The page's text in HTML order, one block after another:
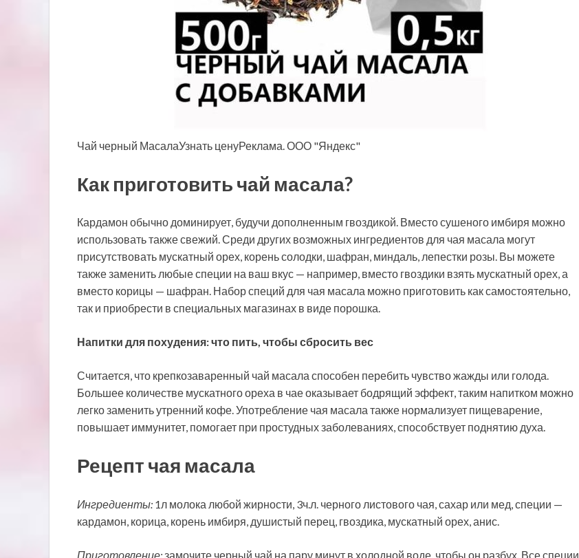
Чай черный МасалаУзнать ценуРеклама. ООО "Яндекс"
Как приготовить чай масала?
Кардамон обычно доминирует, будучи дополненным гвоздикой. Вместо сушеного имбиря можно
использовать также свежий. Среди других возможных ингредиентов для чая масала могут
присутствовать мускатный орех, корень солодки, шафран, миндаль, лепестки розы. Вы можете
также заменить любые специи на ваш вкус — например, вместо гвоздики взять мускатный орех, а
вместо корицы — шафран. Набор специй для чая масала можно приготовить как самостоятельно,
так и приобрести в специальных магазинах в виде порошка.
Напитки для похудения: что пить, чтобы сбросить вес
Считается, что крепкозаваренный чай масала способен перебить чувство жажды или голода.
Большее количестве мускатного ореха в чае оказывает бодрящий эффект, таким напитком можно
легко заменить утренний кофе. Употребление чая масала также нормализует пищеварение,
повышает иммунитет, помогает при простудных заболеваниях, способствует поднятию духа.
Рецепт чая масала
Ингредиенты: 1л молока любой жирности, 3ч.л. черного листового чая, сахар или мед, специи —
кардамон, корица, корень имбиря, душистый перец, гвоздика, мускатный орех, анис.
Приготовление:замочите черный чай на пару минут в холодной воде, чтобы он разбух. Все специи